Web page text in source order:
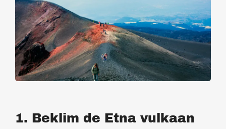
1. Beklim de Etna vulkaan